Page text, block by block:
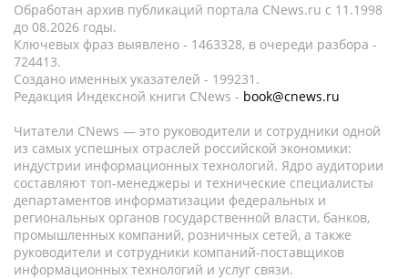
Обработан архив публикаций портала CNews.ru c 11.1998
до 08.2026 годы.
Ключевых фраз выявлено - 1463328, в очереди разбора -
724413.
Создано именных указателей - 199231.
Редакция Индексной книги CNews - book@cnews.ru
Читатели CNews — это руководители и сотрудники одной
из самых успешных отраслей российской экономики:
индустрии информационных технологий. Ядро аудитории
составляют топ-менеджеры и технические специалисты
департаментов информатизации федеральных и
региональных органов государственной власти, банков,
промышленных компаний, розничных сетей, а также
руководители и сотрудники компаний-поставщиков
информационных технологий и услуг связи.